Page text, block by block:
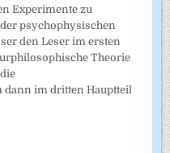
Experimente zu
psychophysischen
den Leser im ersten
Theorie
im dritten Hauptteil